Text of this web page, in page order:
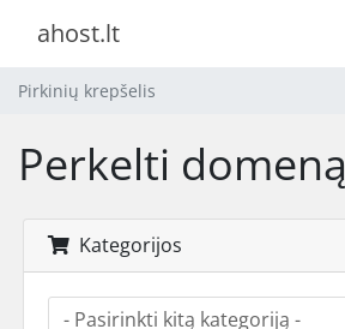
ahost.lt
Pirkinių krepšelis
Perkelti domeną
Kategorijos